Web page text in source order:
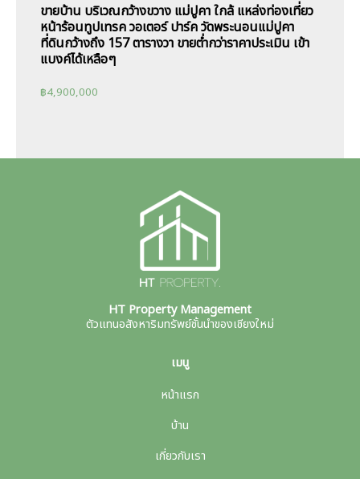
ขายบ้าน บริเวณกว้างขวาง แม่ปูคา ใกล้ แหล่งท่องเที่ยว
หน้าร้อนทูปเทรค วอเตอร์ ปาร์ค วัดพระนอนแม่ปูคา
ที่ดินกว้างถึง 157 ตารางวา ขายต่ำกว่าราคาประเมิน เข้า
แบงค์ได้เหลือๆ
฿4,900,000
HT Property Management
ตัวแทนอสังหาริมทรัพย์ชั้นนำของเชียงใหม่
เมนู
หน้าแรก
บ้าน
เกี่ยวกับเรา